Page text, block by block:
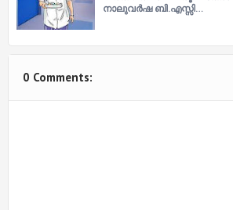
നാലുവര്‍ഷ ബി.എസ്സി…
0 Comments: